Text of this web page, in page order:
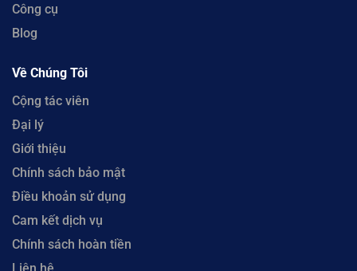
Công cụ
Blog
Về Chúng Tôi
Cộng tác viên
Đại lý
Giới thiệu
Chính sách bảo mật
Điều khoản sử dụng
Cam kết dịch vụ
Chính sách hoàn tiền
Liên hệ